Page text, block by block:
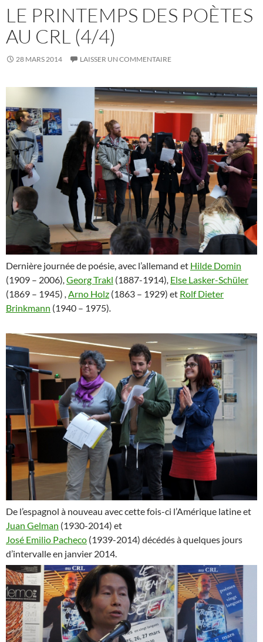
LE PRINTEMPS DES POÈTES
AU CRL (4/4)
28 MARS 2014 LAISSER UN COMMENTAIRE
Dernière journée de poésie, avec l’allemand et Hilde Domin
(1909 – 2006) Georg Trakl (1887-1914) Else Lasker-Schüler
(1869 – 1945) Arno Holz (1863 – 1929) et Rolf Dieter
Brinkmann (1940 – 1975)
De l’espagnol à nouveau avec cette fois-ci l’Amérique latine et
Juan Gelman (1930-2014) et
José Emilio Pacheco (1939-2014) décédés à quelques jours
d’intervalle en janvier 2014.